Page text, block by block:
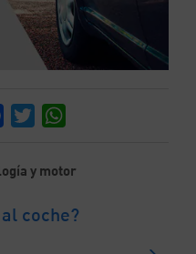
Facebook
Twitter
y motor
coche?